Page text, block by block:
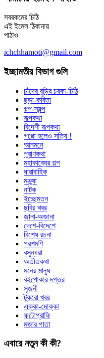
সবরকমের চিঠি
এই ইমেল ঠিকানায়
পাঠাও
ichchhamoti@gmail.com
ইচ্ছামতীর বিভাগ গুলি
চাঁদের বুড়ির চরকা-চিঠি
ছড়া-কবিতা
গল্প-স্বল্প
রূপকথা
বিদেশী রূপকথা
গপ্পো হলেও সত্যি !
আনমনে
পুরাণকথা
মহাকাব্যের গল্প
ধারাবাহিক
মঞ্জুষা
নাটক
ইচ্ছেমতন
ছবির খবর
জানা-অজানা
দেশে-বিদেশে
বিশেষ রচনা
পরশমণি
বসুন্ধরা
অতীতকথা
মনের মানুষ
বইপোকার দপ্তর
সৃজনী
টুকরো খবর
এক্কা-দোক্কা
ফটোগ্রাফি
মজার পাতা
এবারে নতুন কী কী?